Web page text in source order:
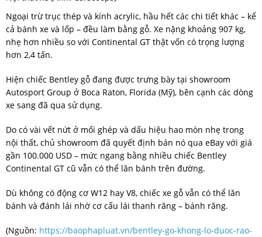
Ngoại trừ trục thép và kính acrylic, hầu hết các chi tiết khác – kể
cả bánh xe và lốp – đều làm bằng gỗ. Xe nặng khoảng 907 kg,
nhẹ hơn nhiều so với Continental GT thật vốn có trọng lượng
hơn 2,4 tấn.
Hiện chiếc Bentley gỗ đang được trưng bày tại showroom
Autosport Group ở Boca Raton, Florida (Mỹ), bên cạnh các dòng
xe sang đã qua sử dụng.
Do có vài vết nứt ở mối ghép và dấu hiệu hao mòn nhẹ trong
nội thất, chủ showroom đã quyết định bán nó qua eBay với giá
gần 100.000 USD – mức ngang bằng nhiều chiếc Bentley
Continental GT cũ vẫn có thể lăn bánh trên đường.
Dù không có động cơ W12 hay V8, chiếc xe gỗ vẫn có thể lăn
bánh và đánh lái nhờ cơ cấu lái thanh răng – bánh răng.
(Nguồn: https://baophapluat.vn/bentley-go-khong-lo-duoc-rao-